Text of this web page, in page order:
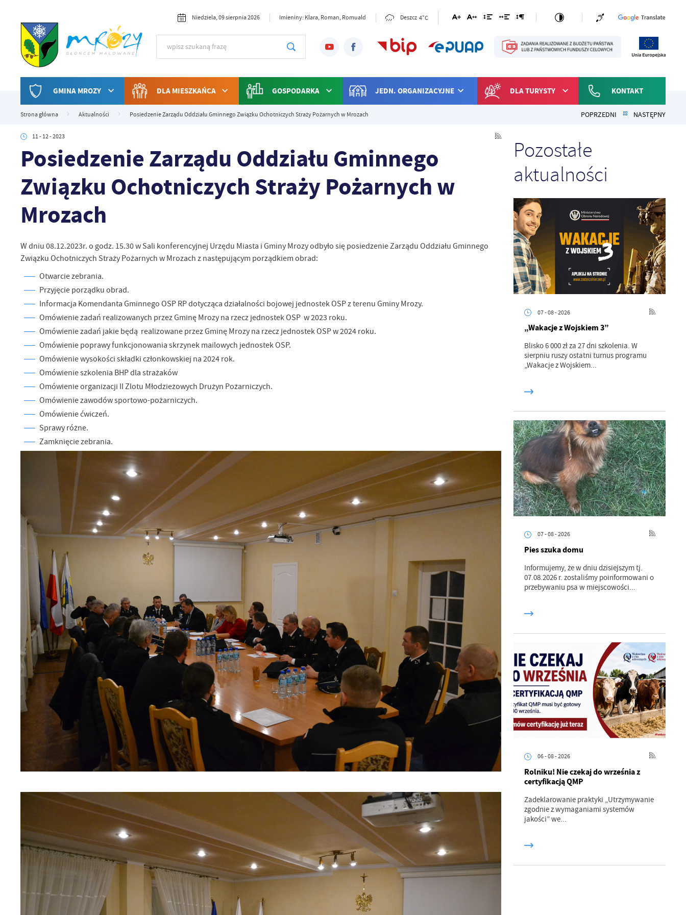
Niedziela, 09 sierpnia 2026 Imieniny: Klara, Roman, Romuald Deszcz 4°C
GMINA MROZY DLA MIESZKAŃCA GOSPODARKA JEDN. ORGANIZACYJNE DLA TURYSTY KONTAKT
Strona główna Aktualności Posiedzenie Zarządu Oddziału Gminnego Związku Ochotniczych Straży Pożarnych w Mrozach POPRZEDNI NASTĘPNY
11 - 12 - 2023
Posiedzenie Zarządu Oddziału Gminnego
Związku Ochotniczych Straży Pożarnych w
Mrozach
W dniu 08.12.2023r. o godz. 15.30 w Sali konferencyjnej Urzędu Miasta i Gminy Mrozy odbyło się posiedzenie Zarządu Oddziału Gminnego
Związku Ochotniczych Straży Pożarnych w Mrozach z następującym porządkiem obrad:
Otwarcie zebrania.
Przyjęcie porządku obrad.
Informacja Komendanta Gminnego OSP RP dotycząca działalności bojowej jednostek OSP z terenu Gminy Mrozy.
Omówienie zadań realizowanych przez Gminę Mrozy na rzecz jednostek OSP w 2023 roku.
Omówienie zadań jakie będą realizowane przez Gminę Mrozy na rzecz jednostek OSP w 2024 roku.
Omówienie poprawy funkcjonowania skrzynek mailowych jednostek OSP.
Omówienie wysokości składki członkowskiej na 2024 rok.
Omówienie szkolenia BHP dla strażaków
Omówienie organizacji II Zlotu Młodzieżowych Drużyn Pożarniczych.
Omówienie zawodów sportowo-pożarniczych.
Omówienie ćwiczeń.
Sprawy różne.
Zamknięcie zebrania.
Pozostałe
aktualności
07 - 08 - 2026
„Wakacje z Wojskiem 3”
Blisko 6 000 zł za 27 dni szkolenia. W
sierpniu ruszy ostatni turnus programu
„Wakacje z Wojskiem...
07 - 08 - 2026
Pies szuka domu
Informujemy, że w dniu dzisiejszym tj.
07.08.2026 r. zostaliśmy poinformowani o
przebywaniu psa w miejscowości...
06 - 08 - 2026
Rolniku! Nie czekaj do września z
certyfikacją QMP
Zadeklarowanie praktyki „Utrzymywanie
zgodnie z wymaganiami systemów
jakości” we...